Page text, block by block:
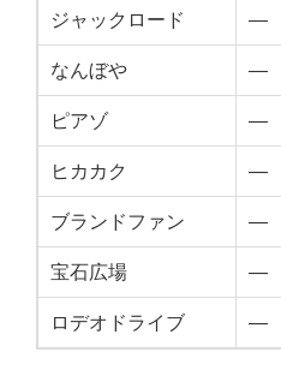
ジャックロード —
なんぼや —
ピアゾ —
ヒカカク —
ブランドファン —
宝石広場 —
ロデオドライブ —